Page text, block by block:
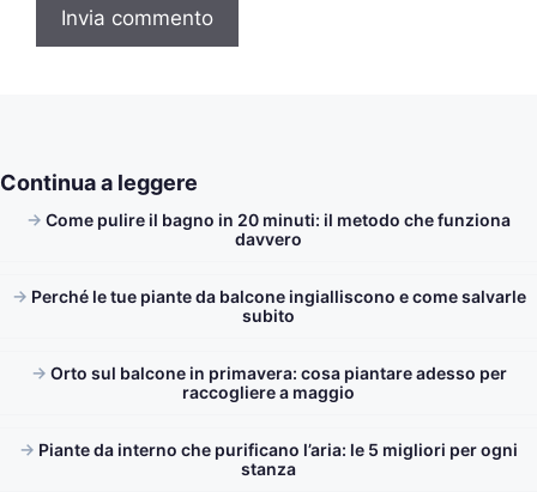
Continua a leggere
Come pulire il bagno in 20 minuti: il metodo che funziona
davvero
Perché le tue piante da balcone ingialliscono e come salvarle
subito
Orto sul balcone in primavera: cosa piantare adesso per
raccogliere a maggio
Piante da interno che purificano l’aria: le 5 migliori per ogni
stanza